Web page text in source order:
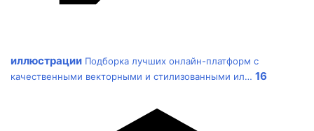
иллюстрации Подборка лучших онлайн-платформ с
качественными векторными и стилизованными ил… 16